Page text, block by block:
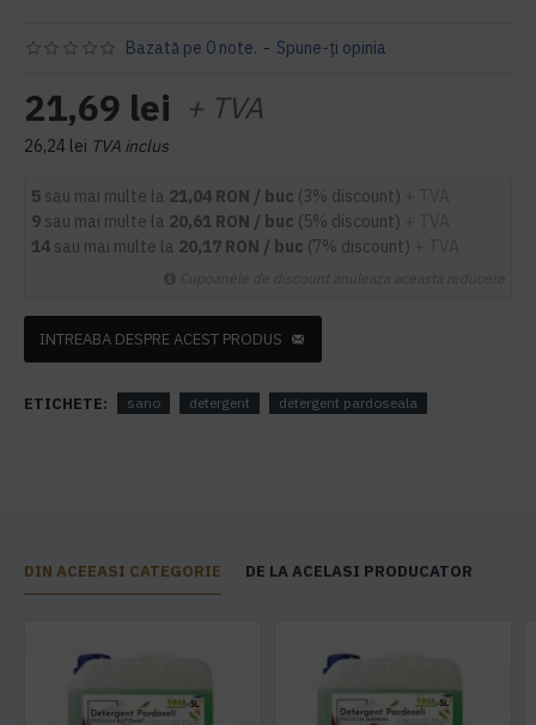
Bazată pe 0 note. - Spune-ţi opinia
21,69 lei + TVA
26,24 lei TVA inclus
5 sau mai multe la 21,04 RON / buc (3% discount)
9 sau mai multe la 20,61 RON / buc (5% discount)
14 sau mai multe la 20,17 RON / buc (7% discount)
INTREABA DESPRE ACEST PRODUS
ETICHETE: sano detergent detergent pardoseala
DIN ACEEASI CATEGORIE DE LA ACELASI PRODUCATOR